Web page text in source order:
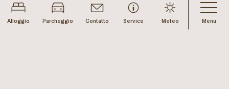
Menu
Alloggio Parcheggio Contatto Service Meteo
LEGAL